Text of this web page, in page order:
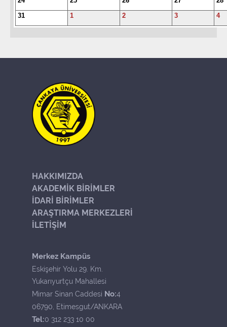
31
1 2 3 4
HAKKIMIZDA
AKADEMİK BİRİMLER
İDARİ BİRİMLER
ARAŞTIRMA MERKEZLERİ
İLETİŞİM
Merkez Kampüs
Eskişehir Yolu 29. Km.
Yukarıyurtçu Mahallesi
Mimar Sinan Caddesi No:4
06790, Etimesgut/ANKARA
Tel:0 312 233 10 00